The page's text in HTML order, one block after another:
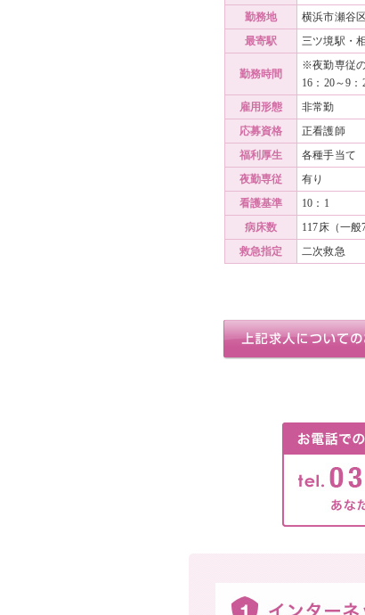
勤務地
横浜市瀬谷
最寄駅
三ツ境駅・
勤務時間
※夜勤専従
16：20～9：
雇用形態
非常勤
応募資格
正看護師
福利厚生
各種手当て
夜勤専従
有り
看護基準
10：1
病床数
117床（一般
救急指定
二次救急